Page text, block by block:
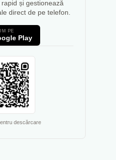
și gestionează
direct de pe telefon.
PE
Play
descărcare